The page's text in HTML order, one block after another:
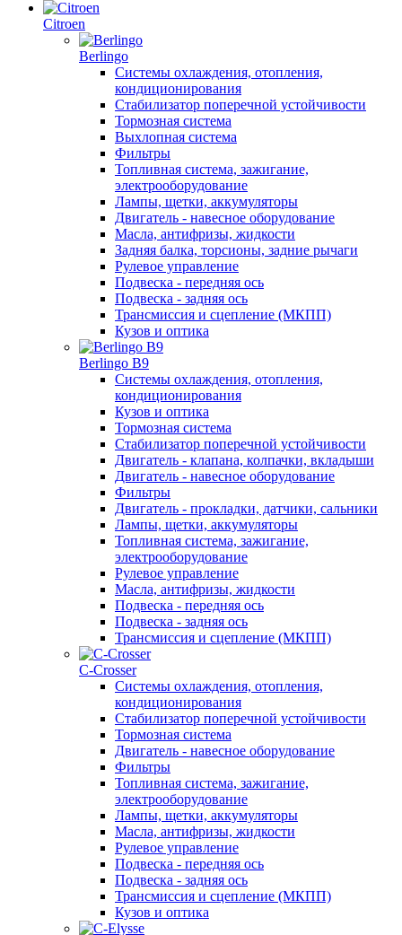
Citroen
Berlingo
Системы охлаждения, отопления,
кондиционирования
Стабилизатор поперечной устойчивости
Тормозная система
Выхлопная система
Фильтры
Топливная система, зажигание,
электрооборудование
Лампы, щетки, аккумуляторы
Двигатель - навесное оборудование
Масла, антифризы, жидкости
Задняя балка, торсионы, задние рычаги
Рулевое управление
Подвеска - передняя ось
Подвеска - задняя ось
Трансмиссия и сцепление (МКПП)
Кузов и оптика
Berlingo B9
Системы охлаждения, отопления,
кондиционирования
Кузов и оптика
Тормозная система
Стабилизатор поперечной устойчивости
Двигатель - клапана, колпачки, вкладыши
Двигатель - навесное оборудование
Фильтры
Двигатель - прокладки, датчики, сальники
Лампы, щетки, аккумуляторы
Топливная система, зажигание,
электрооборудование
Рулевое управление
Масла, антифризы, жидкости
Подвеска - передняя ось
Подвеска - задняя ось
Трансмиссия и сцепление (МКПП)
С-Сrosser
Системы охлаждения, отопления,
кондиционирования
Стабилизатор поперечной устойчивости
Тормозная система
Двигатель - навесное оборудование
Фильтры
Топливная система, зажигание,
электрооборудование
Лампы, щетки, аккумуляторы
Масла, антифризы, жидкости
Рулевое управление
Подвеска - передняя ось
Подвеска - задняя ось
Трансмиссия и сцепление (МКПП)
Кузов и оптика